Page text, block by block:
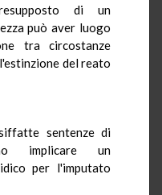
di un
può aver luogo
tra circostanze
del reato
sentenze di
implicare un
per l'imputato